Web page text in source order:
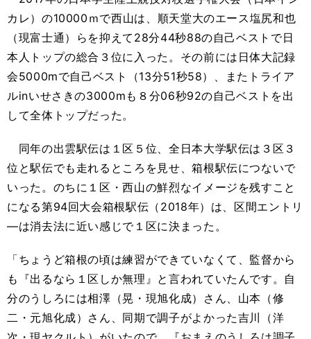
カレ）の10000ｍで西山は、順天堂大のエース塩尻和也
（現富士通）らを抑えて28分44秒88の自己ベストで日
本人トップの総合３位に入った。その前には日体大記録
会5000mで自己ベスト（13分51秒58）、またトライア
ルinいせさきの3000mも８分06秒92の自己ベストを出
して全体トップだった。
同年の出雲駅伝は１区５位、全日本大学駅伝は３区３
位と駅伝でも走れるところを見せ、箱根駅伝につないで
いった。のちに１区・西山の鮮烈なイメージを残すこと
になる第94回大会箱根駅伝（2018年）は、区間エントリ
―は消去法に近い感じで１区に決まった。
「ちょうど箱根の頃は練習ができていなくて、監督から
も『出るなら１区しか無理』と言われていたんです。自
分のうしろには相澤（晃・現旭化成）さん、山本（修
二・元旭化成）さん、同期で調子がよかった吉川（洋